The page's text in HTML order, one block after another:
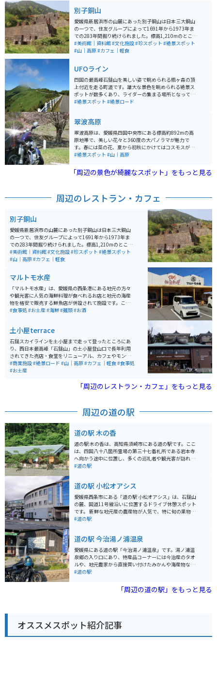
別子銅山
愛媛県新居浜市の山麓にあった別子銅山は日本三大銅山
の一つで、住友グループによって1691年から1973年ま
での283年間掘り続けられました。標高1,210mのところ
から掘り始め、最深部は海面下1,000mにまで達しまし
た。 その後、山を元の状態に戻すために、明治初期から
す。 閉山後は「端出場（はでば）地区」と「東平（とう
なる）地区」の2カ所に分けて整備され、2007年度に近
代化産業遺産（経済産業省）に認定されました。特に、
東平地区の索道基地・貯鉱庫跡は「東洋のマチュピチ
ュ」として有名です。
#美術館｜資料館#文化施設#珍スポット #絶景スポット
#山｜高原#カフェ｜軽食
UFOライン
四国の最高峰石鎚山を美しい姿で眺められる瓶ヶ森の頂
上付近を走る町道です。雄大な景色を眺められる絶景ス
ポットが数多くあり、ライダーの集まる場所となってい
ます。 近くには吉野川源流の碑があります。民宿もある
#絶景スポット #絶景ロード
翠波高原
翠波高原は、愛媛県四国中央市にある標高約892mの高
原地帯で、美しい花々と360度の大パノラマが魅力で
す。春には菜の花、夏から初秋にかけてはコスモスが一
面に咲き誇り、展望台からは瀬戸内海や四国山地が見渡
のアクセスもしやすく、ツーリングの立ち寄りスポット
としてもおすすめです。バイク旅ならワインディングを
て冷えるので軽い羽織があると快適です。
#絶景スポット #山｜高原
「周辺の景色が綺麗なスポット」をもっと見る
周辺のレストラン・カフェ
別子銅山
愛媛県新居浜市の山麓にあった別子銅山は日本三大銅山
の一つで、住友グループによって1691年から1973年ま
での283年間掘り続けられました。標高1,210mのところ
から掘り始め、最深部は海面下1,000mにまで達しまし
た。 その後、山を元の状態に戻すために、明治初期から
す。 閉山後は「端出場（はでば）地区」と「東平（とう
なる）地区」の2カ所に分けて整備され、2007年度に近
代化産業遺産（経済産業省）に認定されました。特に、
東平地区の索道基地・貯鉱庫跡は「東洋のマチュピチ
ュ」として有名です。
#美術館｜資料館#文化施設#珍スポット #絶景スポット
#山｜高原#カフェ｜軽食
マルトモ水産
「マルトモ水産」は、愛媛県の西条港にある地元の方々
や観光客に人気の海鮮料理が食べれるお店と地元の海産
物を格安で販売する鮮魚店が併設されて施設です。ここ
のおすすめはなんといっても海鮮丼で、多くの方この海
値段で購入することが出来ます。駐車場は車が20台ぐら
いは停めれますが、お昼の混み合う時間帯は、ちょっと
駐車待ちになら可能性がありますので、ご注意くださ
い。
#食事処 #お土産#海鮮#麺類#お酒
土小屋terrace
石鎚スカイラインを土小屋まで走って登ったところにあ
り、西日本最高峰「石鎚山」の土小屋登山口で長年利用
されてきた売店・食堂をリニューアル、カフェやモンベ
ルコーナーをへいせつしたショップです。 久万高原の杉
材をふんだんに使った開放感のある店内には、mont-bell
たり、土小屋限定モンベルコラボグッズなど、アイテム
#商業施設#絶景ロード #山｜高原#カフェ｜軽食#食事処
#お土産
「周辺のレストラン・カフェ」をもっと見る
周辺の道の駅
道の駅 木の香
道の駅 木の香は、高知県須崎市にある道の駅です。ここ
は、四国八十八箇所霊場の第三十七番札所である岩本寺
へ向かう途中に位置し、多くの巡礼者や観光客が訪れま
す。 道の駅には、地元の特産品を販売するショップやレ
崎市の特産品である「鍋焼きラーメン」は、道の駅でも
人気メニューの一つです。また、併設されている「木の
香温泉」は、旅の疲れを癒すのに最適です。 バイクで訪
れる場合、道の駅には広い駐車場が完備されているので
安心です。周辺には、太平洋沿いを走る絶景の海岸線
「土佐西南大規模公園線」など、ツーリングに最適なル
を満喫するツーリングを楽しんでみてはいかがでしょう
#道の駅
道の駅 小松オアシス
愛媛県西条市にある「道の駅 小松オアシス」は、石鎚山
の麓、国道11号線沿いに位置するドライブ休憩スポット
です。 新鮮な地元産の農産物が人気で、特に旬の果物や
野菜はおすすめです。レストランでは、地元食材を使っ
も広く、休憩スペースもあるので安心です。石鎚スカイ
ラインへのアクセスも良く、ツーリングの拠点としても
最適です。 周辺には、美しい渓谷美で知られる「面河
渓」や、四国八十八ヶ所霊場の札所である「横峰寺」な
ど、観光スポットも点在しています。道の駅で情報収集
をしてから、周辺観光を楽しむのも良いでしょう。
#道の駅
道の駅 今治湯ノ浦温泉
愛媛県にある道の駅「今治湯ノ浦温泉」です。湯ノ浦温
泉郷の入り口にあり、特産品コーナーには今治産のタオ
ルや、地元農家から直接買い付けたみかんや海産物など
があります。ユニークな温泉の自販機（冷泉）もありま
ー、レンタサイクルなど、しまなみ海道観光の拠点とし
て最適なスポットです。
#道の駅
「周辺の道の駅」をもっと見る
オススメスポット紹介記事